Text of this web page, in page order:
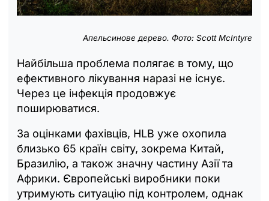
Апельсинове дерево. Фото: Scott McIntyre
Найбільша проблема полягає в тому, що
ефективного лікування наразі не існує.
Через це інфекція продовжує
поширюватися.
За оцінками фахівців, HLB уже охопила
близько 65 країн світу, зокрема Китай,
Бразилію, а також значну частину Азії та
Африки. Європейські виробники поки
утримують ситуацію під контролем, однак